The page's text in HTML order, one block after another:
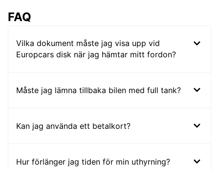
FAQ
Vilka dokument måste jag visa upp vid
Europcars disk när jag hämtar mitt fordon?
Måste jag lämna tillbaka bilen med full tank?
Kan jag använda ett betalkort?
Hur förlänger jag tiden för min uthyrning?